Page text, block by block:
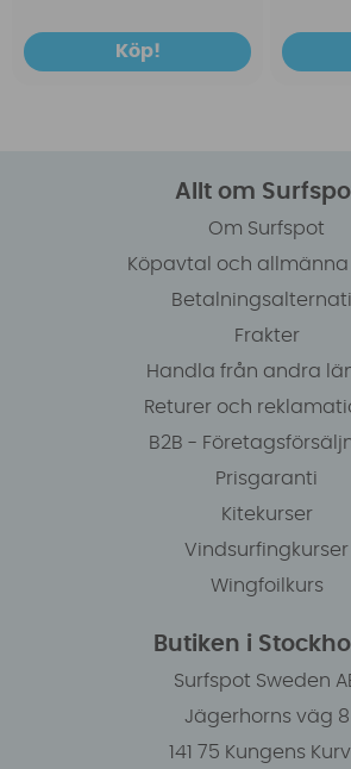
Köp!
Allt om
Om Surfspot
Köpavtal och allmänna
Frakter
Handla från andra
Returer och
B2B -
Prisgaranti
Kitekurser
Vindsurfingkurser
Wingfoilkurs
Butiken i
Surfspot Sweden
Jägerhorns väg 8
141 75 Kungens